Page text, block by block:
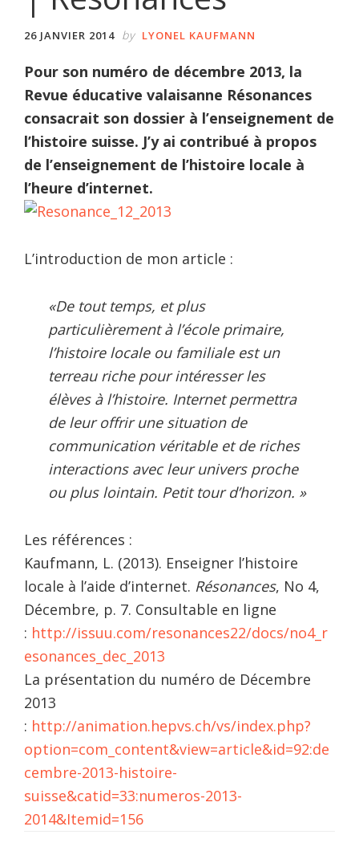
26 JANVIER 2014 by LYONEL KAUFMANN
Pour son numéro de décembre 2013, la
Revue éducative valaisanne Résonances
consacrait son dossier à l’enseignement de
l’histoire suisse. J’y ai contribué à propos
de l’enseignement de l’histoire locale à
l’heure d’internet.
L’introduction de mon article :
«De tout temps, et plus
particulièrement à l’école primaire,
l’histoire locale ou familiale est un
terreau riche pour intéresser les
élèves à l’histoire. Internet permettra
de leur offrir une situation de
communication véritable et de riches
interactions avec leur univers proche
ou plus lointain. Petit tour d’horizon. »
Les références :
Kaufmann, L. (2013). Enseigner l’histoire
locale à l’aide d’internet. Résonances, No 4,
Décembre, p. 7. Consultable en ligne
: http://issuu.com/resonances22/docs/no4_r
esonances_dec_2013
La présentation du numéro de Décembre
2013
: http://animation.hepvs.ch/vs/index.php?
option=com_content&view=article&id=92:de
cembre-2013-histoire-
suisse&catid=33:numeros-2013-
2014&Itemid=156